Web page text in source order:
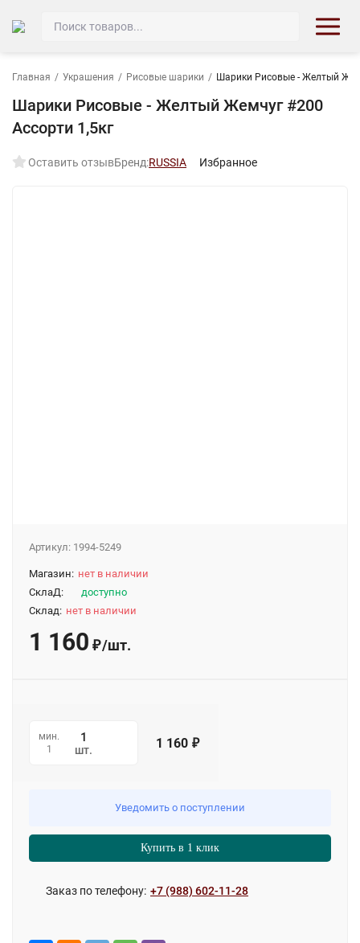
Главная / Украшения / Рисовые шарики / Шарики Рисовые - Желтый
Шарики Рисовые - Желтый Жемчуг #200
Ассорти 1,5кг
Оставить отзывБренд:RUSSIA Избранное
Артикул: 1994-5249
Магазин: нет в наличии
СклаД:
доступно
Склад: нет в наличии
1 160 ₽/шт.
мин.
1
шт. 1 160 ₽
Уведомить о поступлении
Купить в 1 клик
Заказ по телефону: +7 (988) 602-11-28